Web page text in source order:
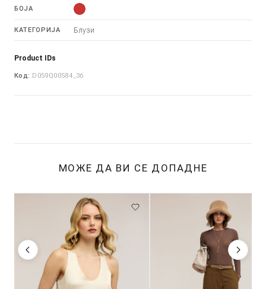
БОЈА
КАТЕГОРИЈА Блузи
Product IDs
Код: D059Q00584_36
МОЖЕ ДА ВИ СЕ ДОПАДНЕ